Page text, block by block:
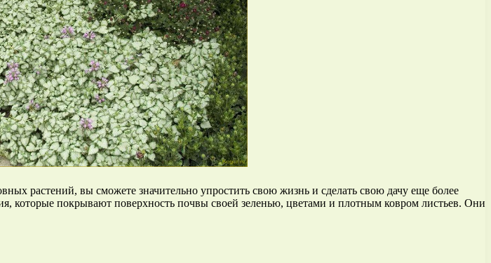
растений, вы сможете значительно упростить свою жизнь и сделать свою дачу еще более
которые покрывают поверхность почвы своей зеленью, цветами и плотным ковром листьев. Они